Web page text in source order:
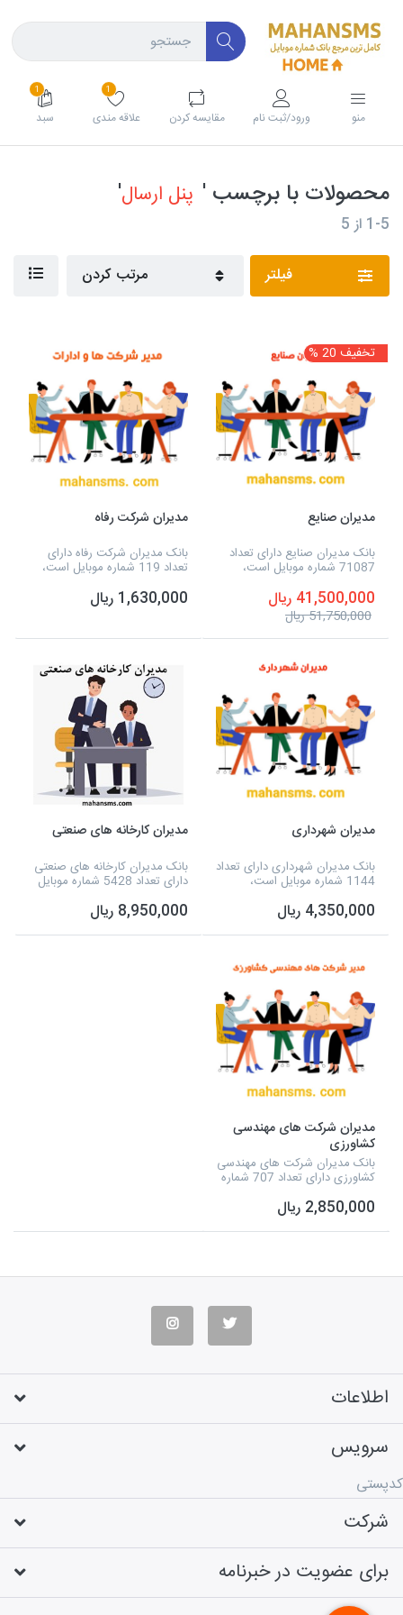
منو ورود/ثبت نام مقايسه كردن
1
علاقه مندی
1
سبد
محصولات با برچسب ' پنل ارسال'
1-5 از5
فیلتر مرتب کردن
تخفیف 20 %
مدیران صنایع
بانک مدیران صنایع دارای تعداد
71087 شماره موبایل است،
مستقیم، به این شماره موبایل ها،
پیامک تبلیغاتی خود را ارسال
نمایید.
41,500,000 ریال
51,750,000 ریال
مدیران شرکت رفاه
بانک مدیران شرکت رفاه دارای
تعداد 119 شماره موبایل است،
مستقیم، به این شماره موبایل ها،
پیامک تبلیغاتی خود را ارسال
1,630,000 ریال
مدیران شهرداری
بانک مدیران شهرداری دارای تعداد
1144 شماره موبایل است،
مستقیم، به این شماره موبایل ها،
پیامک تبلیغاتی خود را ارسال
نمایید.
4,350,000 ریال
مدیران کارخانه های صنعتی
بانک مدیران کارخانه های صنعتی
دارای تعداد 5428 شماره موبایل
صورت مستقیم، به این شماره
موبایل ها، پیامک تبلیغاتی خود را
ارسال نمایید.
8,950,000 ریال
مدیران شرکت های مهندسی
کشاورزی
بانک مدیران شرکت های مهندسی
کشاورزی دارای تعداد 707 شماره
به صورت مستقیم، به این شماره
موبایل ها، پیامک تبلیغاتی خود را
ارسال نم...
2,850,000 ریال
اطلاعات
سرویس
کدپستی
شرکت
برای عضویت در خبرنامه